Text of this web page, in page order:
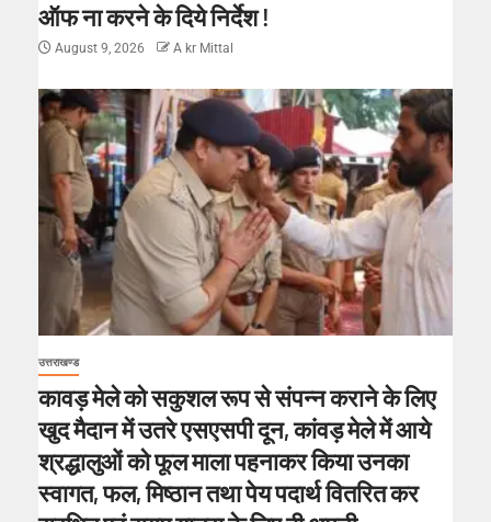
ऑफ ना करने के दिये निर्देश !
August 9, 2026 A kr Mittal
उत्तराखण्ड
कावड़ मेले को सकुशल रूप से संपन्न कराने के लिए
खुद मैदान में उतरे एसएसपी दून, कांवड़ मेले में आये
श्रद्धालुओं को फूल माला पहनाकर किया उनका
स्वागत, फल, मिष्ठान तथा पेय पदार्थ वितरित कर